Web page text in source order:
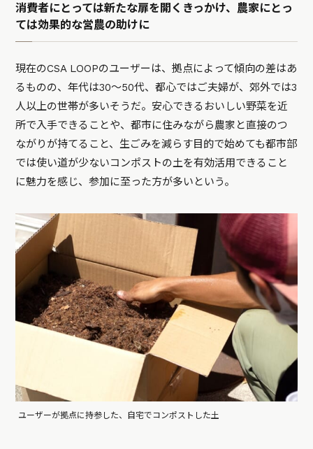
消費者にとっては新たな扉を開くきっかけ、農家にとっ
ては効果的な営農の助けに
現在のCSA LOOPのユーザーは、拠点によって傾向の差はあ
るものの、年代は30～50代、都心ではご夫婦が、郊外では3
人以上の世帯が多いそうだ。安心できるおいしい野菜を近
所で入手できることや、都市に住みながら農家と直接のつ
ながりが持てること、生ごみを減らす目的で始めても都市部
では使い道が少ないコンポストの土を有効活用できること
に魅力を感じ、参加に至った方が多いという。
ユーザーが拠点に持参した、自宅でコンポストした土